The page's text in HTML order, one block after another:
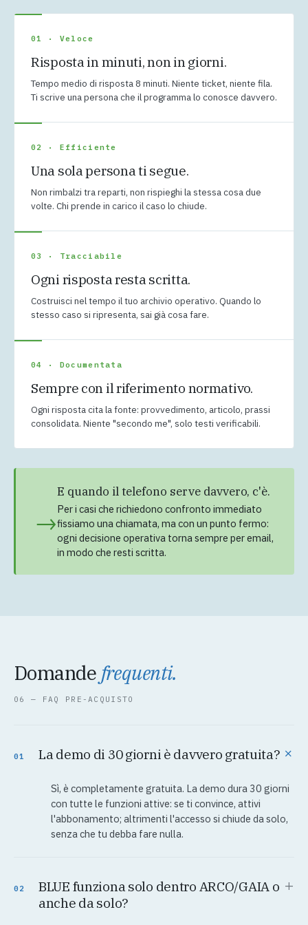
01 · Veloce
Risposta in minuti, non in giorni.
Tempo medio di risposta 8 minuti. Niente ticket, niente fila.
Ti scrive una persona che il programma lo conosce davvero.
02 · Efficiente
Una sola persona ti segue.
Non rimbalzi tra reparti, non rispieghi la stessa cosa due
volte. Chi prende in carico il caso lo chiude.
03 · Tracciabile
Ogni risposta resta scritta.
Costruisci nel tempo il tuo archivio operativo. Quando lo
stesso caso si ripresenta, sai già cosa fare.
04 · Documentata
Sempre con il riferimento normativo.
Ogni risposta cita la fonte: provvedimento, articolo, prassi
consolidata. Niente "secondo me", solo testi verificabili.
→
E quando il telefono serve davvero, c'è.
Per i casi che richiedono confronto immediato
fissiamo una chiamata, ma con un punto fermo:
ogni decisione operativa torna sempre per email,
in modo che resti scritta.
Domande frequenti.
06 — FAQ PRE-ACQUISTO
01 La demo di 30 giorni è davvero gratuita?+
Sì, è completamente gratuita. La demo dura 30 giorni
con tutte le funzioni attive: se ti convince, attivi
l'abbonamento; altrimenti l'accesso si chiude da solo,
senza che tu debba fare nulla.
02
BLUE funziona solo dentro ARCO/GAIA o
anche da solo?
+